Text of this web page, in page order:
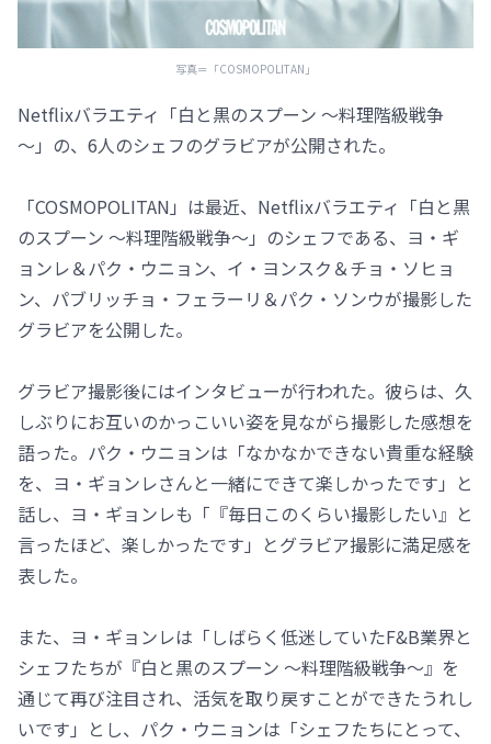
写真＝「COSMOPOLITAN」
Netflixバラエティ「白と黒のスプーン ～料理階級戦争
～」の、6人のシェフのグラビアが公開された。
「COSMOPOLITAN」は最近、Netflixバラエティ「白と黒
のスプーン ～料理階級戦争～」のシェフである、ヨ・ギ
ョンレ＆パク・ウニョン、イ・ヨンスク＆チョ・ソヒョ
ン、パブリッチョ・フェラーリ＆パク・ソンウが撮影した
グラビアを公開した。
グラビア撮影後にはインタビューが行われた。彼らは、久
しぶりにお互いのかっこいい姿を見ながら撮影した感想を
語った。パク・ウニョンは「なかなかできない貴重な経験
を、ヨ・ギョンレさんと一緒にできて楽しかったです」と
話し、ヨ・ギョンレも「『毎日このくらい撮影したい』と
言ったほど、楽しかったです」とグラビア撮影に満足感を
表した。
また、ヨ・ギョンレは「しばらく低迷していたF&B業界と
シェフたちが『白と黒のスプーン ～料理階級戦争～』を
通じて再び注目され、活気を取り戻すことができたうれし
いです」とし、パク・ウニョンは「シェフたちにとって、